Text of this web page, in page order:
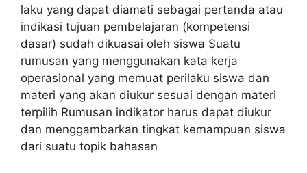
laku yang dapat diamati sebagai pertanda atau
indikasi tujuan pembelajaran (kompetensi
dasar) sudah dikuasai oleh siswa Suatu
rumusan yang menggunakan kata kerja
operasional yang memuat perilaku siswa dan
materi yang akan diukur sesuai dengan materi
terpilih Rumusan indikator harus dapat diukur
dan menggambarkan tingkat kemampuan siswa
dari suatu topik bahasan